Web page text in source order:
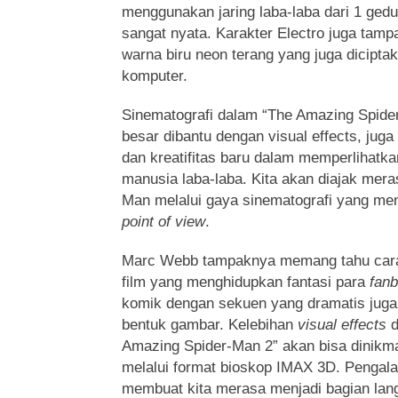
menggunakan jaring laba-laba dari 1
sangat nyata. Karakter Electro juga
warna biru neon terang yang juga
komputer.
Sinematografi dalam “The Amazing
besar dibantu dengan visual effects,
dan kreatifitas baru dalam
manusia laba-laba. Kita akan diajak
Man melalui gaya sinematografi yang
point of view.
Marc Webb tampaknya memang tahu
film yang menghidupkan fantasi para
komik dengan sekuen yang dramatis
bentuk gambar. Kelebihan visual effects
Amazing Spider-Man 2” akan bisa
melalui format bioskop IMAX 3D.
membuat kita merasa menjadi bagian